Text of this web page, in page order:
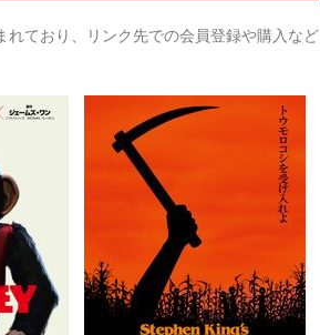
ており、リンク先での会員登録や購入など